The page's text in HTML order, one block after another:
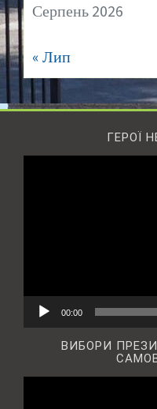
Серпень 2026
« Лип
ГЕРОЇ
00:00
ВИБОРИ